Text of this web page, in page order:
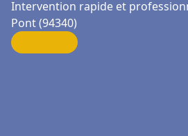
Intervention rapide et
Pont (94340)